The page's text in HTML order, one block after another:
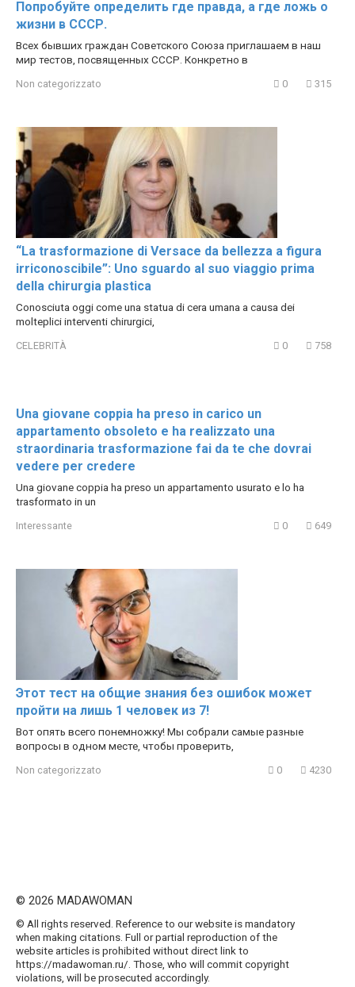
Попробуйте определить где правда, а где ложь о
жизни в СССР.
Всех бывших граждан Советского Союза приглашаем в наш
мир тестов, посвященных СССР. Конкретно в
Non categorizzato 0 315
“La trasformazione di Versace da bellezza a figura
irriconoscibile”: Uno sguardo al suo viaggio prima
della chirurgia plastica
Conosciuta oggi come una statua di cera umana a causa dei
molteplici interventi chirurgici,
CELEBRITÀ 0 758
Una giovane coppia ha preso in carico un
appartamento obsoleto e ha realizzato una
straordinaria trasformazione fai da te che dovrai
vedere per credere
Una giovane coppia ha preso un appartamento usurato e lo ha
trasformato in un
Interessante 0 649
Этот тест на общие знания без ошибок может
пройти на лишь 1 человек из 7!
Вот опять всего понемножку! Мы собрали самые разные
вопросы в одном месте, чтобы проверить,
Non categorizzato 0 4230
© 2026 MADAWOMAN
© All rights reserved. Reference to our website is mandatory
when making citations. Full or partial reproduction of the
website articles is prohibited without direct link to
https://madawoman.ru/. Those, who will commit copyright
violations, will be prosecuted accordingly.